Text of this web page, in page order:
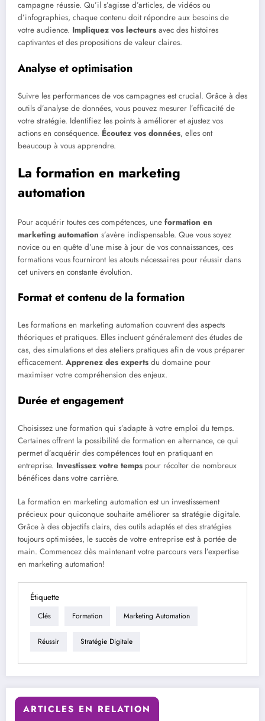
campagne réussie. Qu’il s’agisse d’articles, de vidéos ou
d’infographies, chaque contenu doit répondre aux besoins de
votre audience. Impliquez vos lecteurs avec des histoires
captivantes et des propositions de valeur claires.
Analyse et optimisation
Suivre les performances de vos campagnes est crucial. Grâce à des
outils d’analyse de données, vous pouvez mesurer l’efficacité de
votre stratégie. Identifiez les points à améliorer et ajustez vos
actions en conséquence. Écoutez vos données, elles ont
beaucoup à vous apprendre.
La formation en marketing
automation
Pour acquérir toutes ces compétences, une formation en
marketing automation s’avère indispensable. Que vous soyez
novice ou en quête d’une mise à jour de vos connaissances, ces
formations vous fourniront les atouts nécessaires pour réussir dans
cet univers en constante évolution.
Format et contenu de la formation
Les formations en marketing automation couvrent des aspects
théoriques et pratiques. Elles incluent généralement des études de
cas, des simulations et des ateliers pratiques afin de vous préparer
efficacement. Apprenez des experts du domaine pour
maximiser votre compréhension des enjeux.
Durée et engagement
Choisissez une formation qui s’adapte à votre emploi du temps.
Certaines offrent la possibilité de formation en alternance, ce qui
permet d’acquérir des compétences tout en pratiquant en
entreprise. Investissez votre temps pour récolter de nombreux
bénéfices dans votre carrière.
La formation en marketing automation est un investissement
précieux pour quiconque souhaite améliorer sa stratégie digitale.
Grâce à des objectifs clairs, des outils adaptés et des stratégies
toujours optimisées, le succès de votre entreprise est à portée de
main. Commencez dès maintenant votre parcours vers l’expertise
en marketing automation!
Étiquette
Clés Formation Marketing Automation
Réussir Stratégie Digitale
ARTICLES EN RELATION